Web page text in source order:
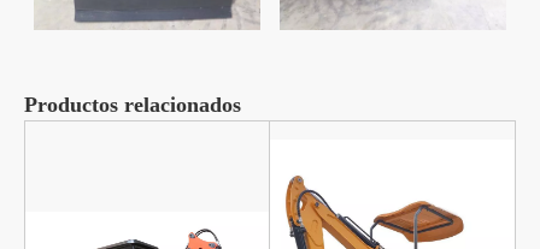
Productos relacionados